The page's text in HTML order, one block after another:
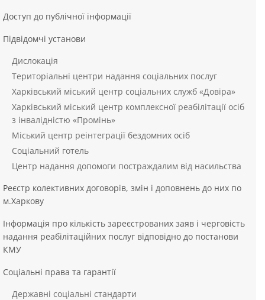
Доступ до публічної інформації
Підвідомчі установи
Дислокація
Територіальні центри надання соціальних послуг
Харківський міський центр соціальних служб «Довіра»
Харківський міський центр комплексної реабілітації осіб
з інвалідністю «Промінь»
Міський центр реінтеграції бездомних осіб
Соціальний готель
Центр надання допомоги постраждалим від насильства
Реєстр колективних договорів, змін і доповнень до них по
м.Харкову
Інформація про кількість зареєстрованих заяв і черговість
надання реабілітаційних послуг відповідно до постанови
КМУ
Соціальні права та гарантії
Державні соціальні стандарти